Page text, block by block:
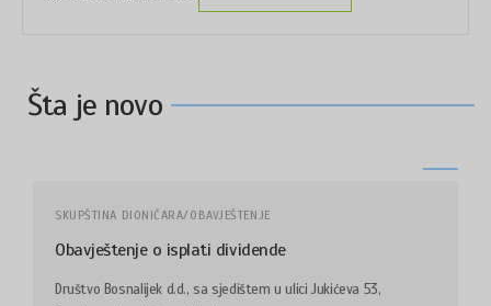
Šta je novo
SKUPŠTINA DIONIČARA/OBAVJEŠTENJE
Obavještenje o isplati dividende
Društvo Bosnalijek d.d., sa sjedištem u ulici Jukićeva 53,